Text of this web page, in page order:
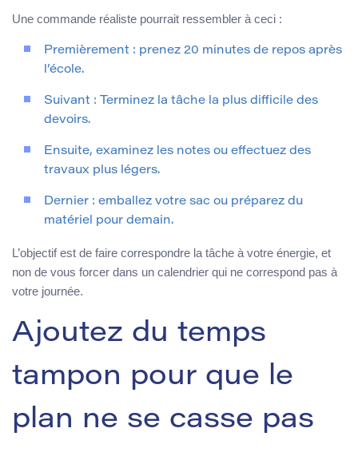
Une commande réaliste pourrait ressembler à ceci :
Premièrement : prenez 20 minutes de repos après
l’école.
Suivant : Terminez la tâche la plus difficile des
devoirs.
Ensuite, examinez les notes ou effectuez des
travaux plus légers.
Dernier : emballez votre sac ou préparez du
matériel pour demain.
L’objectif est de faire correspondre la tâche à votre énergie, et
non de vous forcer dans un calendrier qui ne correspond pas à
votre journée.
Ajoutez du temps
tampon pour que le
plan ne se casse pas